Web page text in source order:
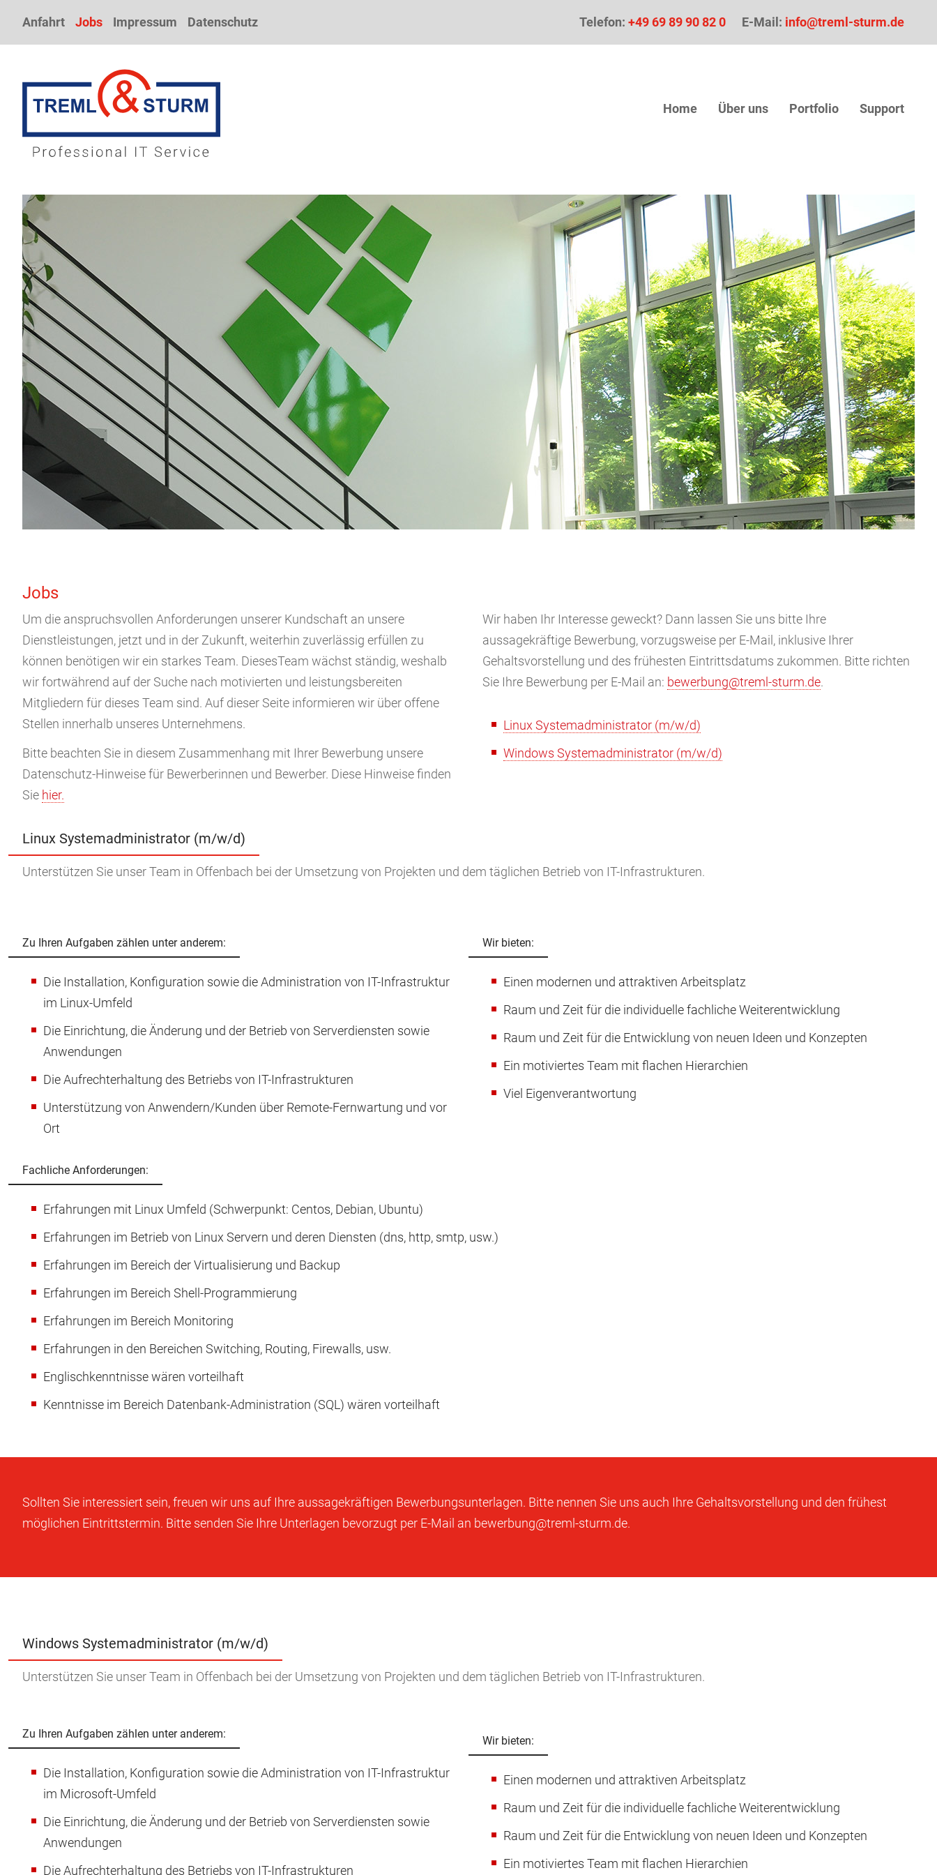
Anfahrt Jobs Impressum Datenschutz Telefon: +49 69 89 90 82 0 E-Mail: info@treml-sturm.de
Home Über uns Portfolio Support
Jobs
Um die anspruchsvollen Anforderungen unserer Kundschaft an unsere
Dienstleistungen, jetzt und in der Zukunft, weiterhin zuverlässig erfüllen zu
können benötigen wir ein starkes Team. DiesesTeam wächst ständig, weshalb
wir fortwährend auf der Suche nach motivierten und leistungsbereiten
Mitgliedern für dieses Team sind. Auf dieser Seite informieren wir über offene
Stellen innerhalb unseres Unternehmens.
Bitte beachten Sie in diesem Zusammenhang mit Ihrer Bewerbung unsere
Datenschutz-Hinweise für Bewerberinnen und Bewerber. Diese Hinweise finden
Sie hier.
Wir haben Ihr Interesse geweckt? Dann lassen Sie uns bitte Ihre
aussagekräftige Bewerbung, vorzugsweise per E-Mail, inklusive Ihrer
Gehaltsvorstellung und des frühesten Eintrittsdatums zukommen. Bitte richten
Sie Ihre Bewerbung per E-Mail an: bewerbung@treml-sturm.de.
Linux Systemadministrator (m/w/d)
Windows Systemadministrator (m/w/d)
Linux Systemadministrator (m/w/d)
Unterstützen Sie unser Team in Offenbach bei der Umsetzung von Projekten und dem täglichen Betrieb von IT-Infrastrukturen.
Zu Ihren Aufgaben zählen unter anderem:
Die Installation, Konfiguration sowie die Administration von IT-Infrastruktur
im Linux-Umfeld
Die Einrichtung, die Änderung und der Betrieb von Serverdiensten sowie
Anwendungen
Die Aufrechterhaltung des Betriebs von IT-Infrastrukturen
Unterstützung von Anwendern/Kunden über Remote-Fernwartung und vor
Ort
Wir bieten:
Einen modernen und attraktiven Arbeitsplatz
Raum und Zeit für die individuelle fachliche Weiterentwicklung
Raum und Zeit für die Entwicklung von neuen Ideen und Konzepten
Ein motiviertes Team mit flachen Hierarchien
Viel Eigenverantwortung
Fachliche Anforderungen:
Erfahrungen mit Linux Umfeld (Schwerpunkt: Centos, Debian, Ubuntu)
Erfahrungen im Betrieb von Linux Servern und deren Diensten (dns, http, smtp, usw.)
Erfahrungen im Bereich der Virtualisierung und Backup
Erfahrungen im Bereich Shell-Programmierung
Erfahrungen im Bereich Monitoring
Erfahrungen in den Bereichen Switching, Routing, Firewalls, usw.
Englischkenntnisse wären vorteilhaft
Kenntnisse im Bereich Datenbank-Administration (SQL) wären vorteilhaft
Sollten Sie interessiert sein, freuen wir uns auf Ihre aussagekräftigen Bewerbungsunterlagen. Bitte nennen Sie uns auch Ihre Gehaltsvorstellung und den frühest
möglichen Eintrittstermin. Bitte senden Sie Ihre Unterlagen bevorzugt per E-Mail an bewerbung@treml-sturm.de.
Windows Systemadministrator (m/w/d)
Unterstützen Sie unser Team in Offenbach bei der Umsetzung von Projekten und dem täglichen Betrieb von IT-Infrastrukturen.
Zu Ihren Aufgaben zählen unter anderem:
Die Installation, Konfiguration sowie die Administration von IT-Infrastruktur
im Microsoft-Umfeld
Die Einrichtung, die Änderung und der Betrieb von Serverdiensten sowie
Anwendungen
Die Aufrechterhaltung des Betriebs von IT-Infrastrukturen
Wir bieten:
Einen modernen und attraktiven Arbeitsplatz
Raum und Zeit für die individuelle fachliche Weiterentwicklung
Raum und Zeit für die Entwicklung von neuen Ideen und Konzepten
Ein motiviertes Team mit flachen Hierarchien